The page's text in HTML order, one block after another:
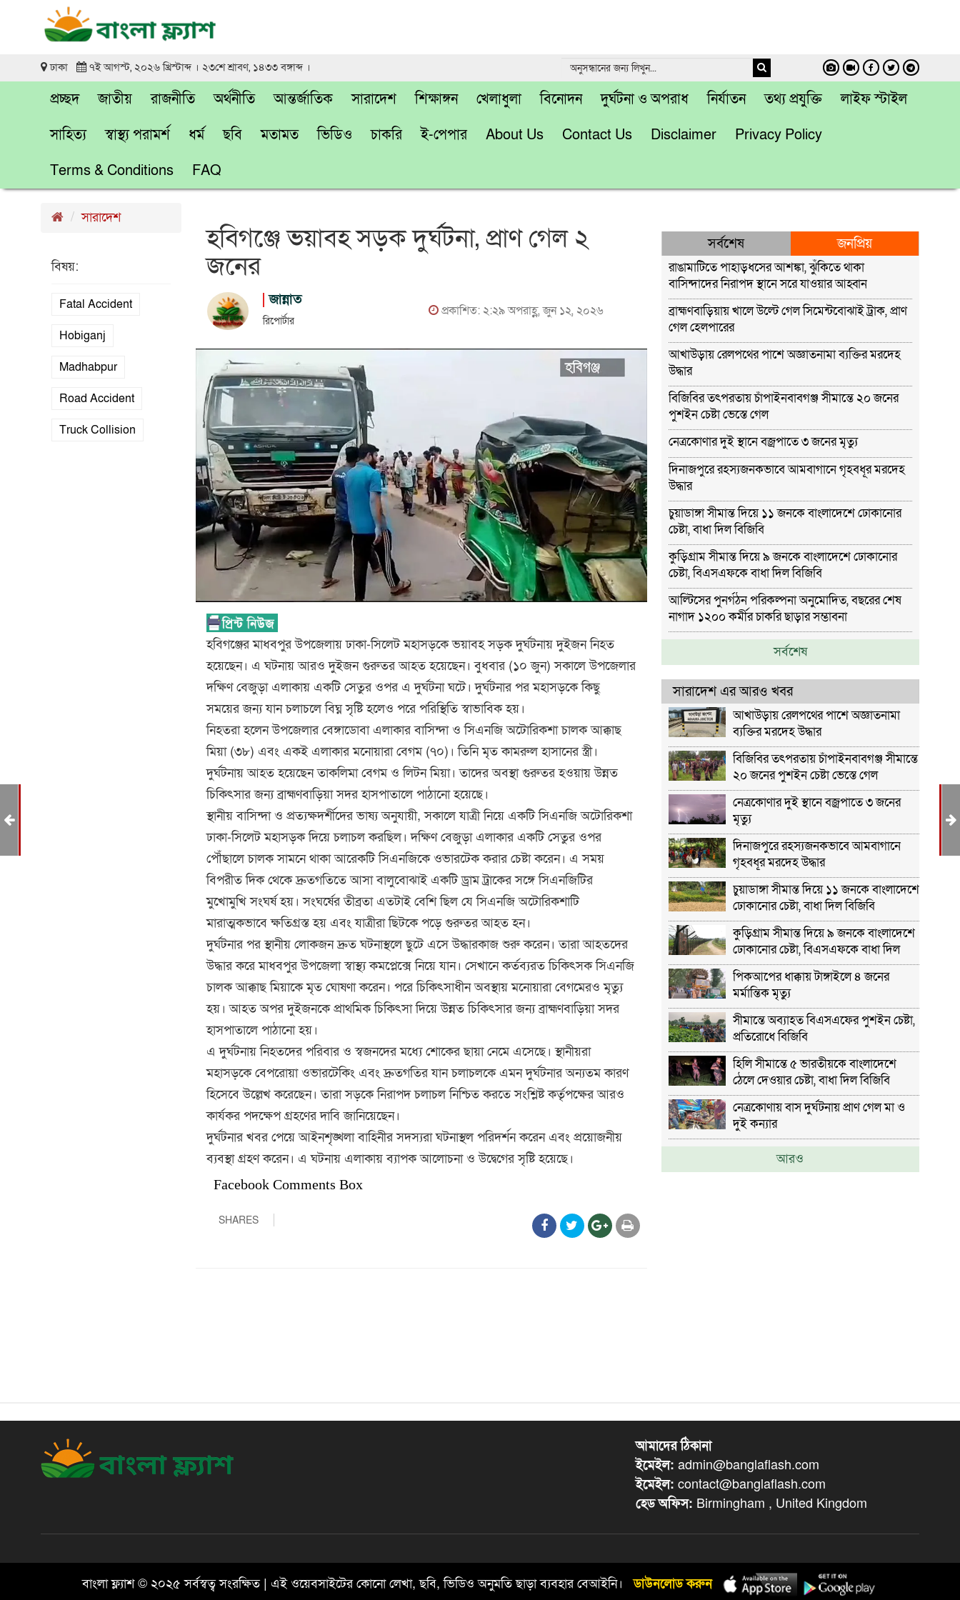
ঢাকা ৭ই আগস্ট, ২০২৬ খ্রিস্টাব্দ । ২৩শে শ্রাবণ, ১৪৩৩ বঙ্গাব্দ ।
প্রচ্ছদ জাতীয় রাজনীতি অর্থনীতি আন্তর্জাতিক সারাদেশ শিক্ষাঙ্গন খেলাধুলা বিনোদন দুর্ঘটনা ও অপরাধ নির্যাতন তথ্য প্রযুক্তি
লাইফ স্টাইল
সাহিত্য
স্বাস্থ্য পরামর্শ ধর্ম ছবি মতামত ভিডিও চাকরি ই-পেপার About Us Contact Us Disclaimer
Privacy Policy
Terms & Conditions
FAQ
হবিগঞ্জে ভয়াবহ সড়ক দুর্ঘটনা, প্রাণ গেল ২
জনের
জান্নাত
রিপোর্টার
প্রকাশিত: ২:২৯ অপরাহ্ণ, জুন ১২, ২০২৬
হবিগঞ্জের মাধবপুর উপজেলায় ঢাকা-সিলেট মহাসড়কে ভয়াবহ সড়ক দুর্ঘটনায় দুইজন নিহত
হয়েছেন। এ ঘটনায় আরও দুইজন গুরুতর আহত হয়েছেন। বুধবার (১০ জুন) সকালে উপজেলার
দক্ষিণ বেজুড়া এলাকায় একটি সেতুর ওপর এ দুর্ঘটনা ঘটে। দুর্ঘটনার পর মহাসড়কে কিছু
সময়ের জন্য যান চলাচলে বিঘ্ন সৃষ্টি হলেও পরে পরিস্থিতি স্বাভাবিক হয়।
নিহতরা হলেন উপজেলার বেঙ্গাডোবা এলাকার বাসিন্দা ও সিএনজি অটোরিকশা চালক আক্কাছ
মিয়া (৩৮) এবং একই এলাকার মনোয়ারা বেগম (৭০)। তিনি মৃত কামরুল হাসানের স্ত্রী।
দুর্ঘটনায় আহত হয়েছেন তাকলিমা বেগম ও লিটন মিয়া। তাদের অবস্থা গুরুতর হওয়ায় উন্নত
চিকিৎসার জন্য ব্রাহ্মণবাড়িয়া সদর হাসপাতালে পাঠানো হয়েছে।
স্থানীয় বাসিন্দা ও প্রত্যক্ষদর্শীদের ভাষ্য অনুযায়ী, সকালে যাত্রী নিয়ে একটি সিএনজি অটোরিকশা
ঢাকা-সিলেট মহাসড়ক দিয়ে চলাচল করছিল। দক্ষিণ বেজুড়া এলাকার একটি সেতুর ওপর
পৌঁছালে চালক সামনে থাকা আরেকটি সিএনজিকে ওভারটেক করার চেষ্টা করেন। এ সময়
বিপরীত দিক থেকে দ্রুতগতিতে আসা বালুবোঝাই একটি ড্রাম ট্রাকের সঙ্গে সিএনজিটির
মুখোমুখি সংঘর্ষ হয়। সংঘর্ষের তীব্রতা এতটাই বেশি ছিল যে সিএনজি অটোরিকশাটি
মারাত্মকভাবে ক্ষতিগ্রস্ত হয় এবং যাত্রীরা ছিটকে পড়ে গুরুতর আহত হন।
দুর্ঘটনার পর স্থানীয় লোকজন দ্রুত ঘটনাস্থলে ছুটে এসে উদ্ধারকাজ শুরু করেন। তারা আহতদের
উদ্ধার করে মাধবপুর উপজেলা স্বাস্থ্য কমপ্লেক্সে নিয়ে যান। সেখানে কর্তব্যরত চিকিৎসক সিএনজি
চালক আক্কাছ মিয়াকে মৃত ঘোষণা করেন। পরে চিকিৎসাধীন অবস্থায় মনোয়ারা বেগমেরও মৃত্যু
হয়। আহত অপর দুইজনকে প্রাথমিক চিকিৎসা দিয়ে উন্নত চিকিৎসার জন্য ব্রাহ্মণবাড়িয়া সদর
হাসপাতালে পাঠানো হয়।
এ দুর্ঘটনায় নিহতদের পরিবার ও স্বজনদের মধ্যে শোকের ছায়া নেমে এসেছে। স্থানীয়রা
মহাসড়কে বেপরোয়া ওভারটেকিং এবং দ্রুতগতির যান চলাচলকে এমন দুর্ঘটনার অন্যতম কারণ
হিসেবে উল্লেখ করেছেন। তারা সড়কে নিরাপদ চলাচল নিশ্চিত করতে সংশ্লিষ্ট কর্তৃপক্ষের আরও
কার্যকর পদক্ষেপ গ্রহণের দাবি জানিয়েছেন।
দুর্ঘটনার খবর পেয়ে আইনশৃঙ্খলা বাহিনীর সদস্যরা ঘটনাস্থল পরিদর্শন করেন এবং প্রয়োজনীয়
ব্যবস্থা গ্রহণ করেন। এ ঘটনায় এলাকায় ব্যাপক আলোচনা ও উদ্বেগের সৃষ্টি হয়েছে।
Facebook Comments Box
SHARES
সারাদেশ
বিষয়:
Fatal Accident
Hobiganj
Madhabpur
Road Accident
Truck Collision
সর্বশেষ জনপ্রিয়
রাঙামাটিতে পাহাড়ধসের আশঙ্কা, ঝুঁকিতে থাকা
বাসিন্দাদের নিরাপদ স্থানে সরে যাওয়ার আহ্বান
ব্রাহ্মণবাড়িয়ায় খালে উল্টে গেল সিমেন্টবোঝাই ট্রাক, প্রাণ
গেল হেলপারের
আখাউড়ায় রেলপথের পাশে অজ্ঞাতনামা ব্যক্তির মরদেহ
উদ্ধার
বিজিবির তৎপরতায় চাঁপাইনবাবগঞ্জ সীমান্তে ২০ জনের
পুশইন চেষ্টা ভেস্তে গেল
নেত্রকোণার দুই স্থানে বজ্রপাতে ৩ জনের মৃত্যু
দিনাজপুরে রহস্যজনকভাবে আমবাগানে গৃহবধূর মরদেহ
উদ্ধার
চুয়াডাঙ্গা সীমান্ত দিয়ে ১১ জনকে বাংলাদেশে ঢোকানোর
চেষ্টা, বাধা দিল বিজিবি
কুড়িগ্রাম সীমান্ত দিয়ে ৯ জনকে বাংলাদেশে ঢোকানোর
চেষ্টা, বিএসএফকে বাধা দিল বিজিবি
আল্টিসের পুনর্গঠন পরিকল্পনা অনুমোদিত, বছরের শেষ
নাগাদ ১২০০ কর্মীর চাকরি ছাড়ার সম্ভাবনা
সর্বশেষ
সারাদেশ এর আরও খবর
আখাউড়ায় রেলপথের পাশে অজ্ঞাতনামা
ব্যক্তির মরদেহ উদ্ধার
বিজিবির তৎপরতায় চাঁপাইনবাবগঞ্জ সীমান্তে
২০ জনের পুশইন চেষ্টা ভেস্তে গেল
নেত্রকোণার দুই স্থানে বজ্রপাতে ৩ জনের
মৃত্যু
দিনাজপুরে রহস্যজনকভাবে আমবাগানে
গৃহবধূর মরদেহ উদ্ধার
চুয়াডাঙ্গা সীমান্ত দিয়ে ১১ জনকে বাংলাদেশে
ঢোকানোর চেষ্টা, বাধা দিল বিজিবি
কুড়িগ্রাম সীমান্ত দিয়ে ৯ জনকে বাংলাদেশে
ঢোকানোর চেষ্টা, বিএসএফকে বাধা দিল
বিজিবি
পিকআপের ধাক্কায় টাঙ্গাইলে ৪ জনের
মর্মান্তিক মৃত্যু
সীমান্তে অব্যাহত বিএসএফের পুশইন চেষ্টা,
প্রতিরোধে বিজিবি
হিলি সীমান্তে ৫ ভারতীয়কে বাংলাদেশে
ঠেলে দেওয়ার চেষ্টা, বাধা দিল বিজিবি
নেত্রকোণায় বাস দুর্ঘটনায় প্রাণ গেল মা ও
দুই কন্যার
আরও
আমাদের ঠিকানা
ইমেইল:admin@banglaflash.com
ইমেইল: contact@banglaflash.com
হেড অফিস: Birmingham , United Kingdom
বাংলা ফ্ল্যাশ © ২০২৫ সর্বস্বত্ব সংরক্ষিত | এই ওয়েবসাইটের কোনো লেখা, ছবি, ভিডিও অনুমতি ছাড়া ব্যবহার বেআইনি। ডাউনলোড করুন